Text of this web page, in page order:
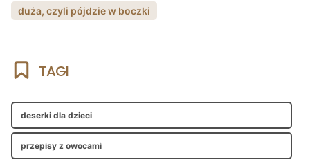
duża, czyli pójdzie w boczki
TAGI
deserki dla dzieci
przepisy z owocami